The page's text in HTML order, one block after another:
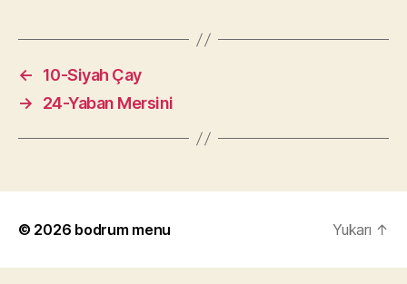
←
10-Siyah Çay
→
24-Yaban Mersini
© 2026 bodrum menu Yukarı ↑